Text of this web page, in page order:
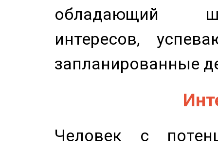
обладающий
интересов,
запланированные
Человек с